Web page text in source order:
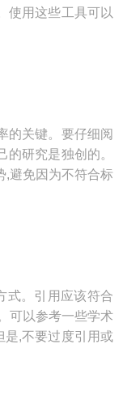
使用这些工具可以
的关键。要仔细阅
研究是独创的。
,避免因为不符合标
式。引用应该符合
可以参考一些学术
是,不要过度引用或